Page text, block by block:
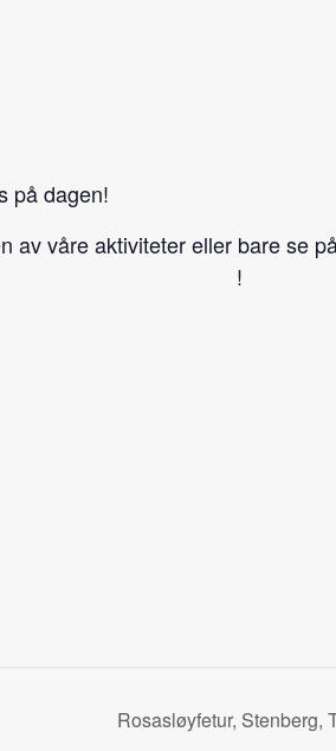
på dagen!
av våre aktiviteter eller bare se
!
Rosasløyfetur, Stenberg,